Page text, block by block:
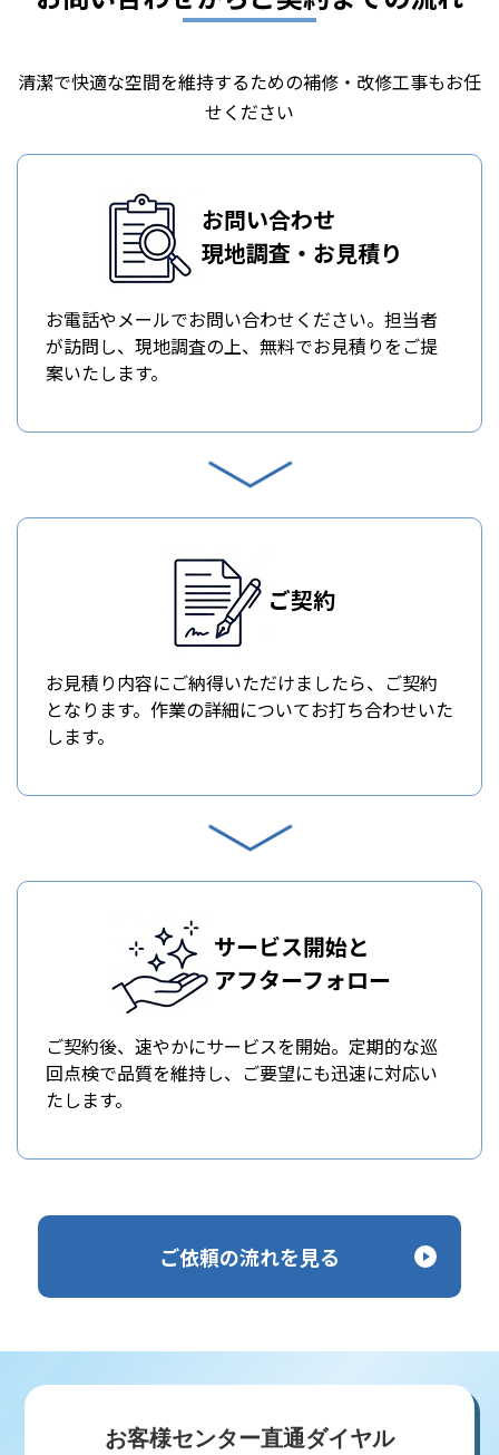
清潔で快適な空間を維持するための補修・改修工事もお任
せください
お問い合わせ
現地調査・お見積り
お電話やメールでお問い合わせください。担当者
が訪問し、現地調査の上、無料でお見積りをご提
案いたします。
ご契約
お見積り内容にご納得いただけましたら、ご契約
となります。作業の詳細についてお打ち合わせいた
します。
サービス開始と
アフターフォロー
ご契約後、速やかにサービスを開始。定期的な巡
回点検で品質を維持し、ご要望にも迅速に対応い
たします。
ご依頼の流れを見る
お客様センター直通ダイヤル